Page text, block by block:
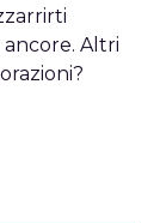
Altri